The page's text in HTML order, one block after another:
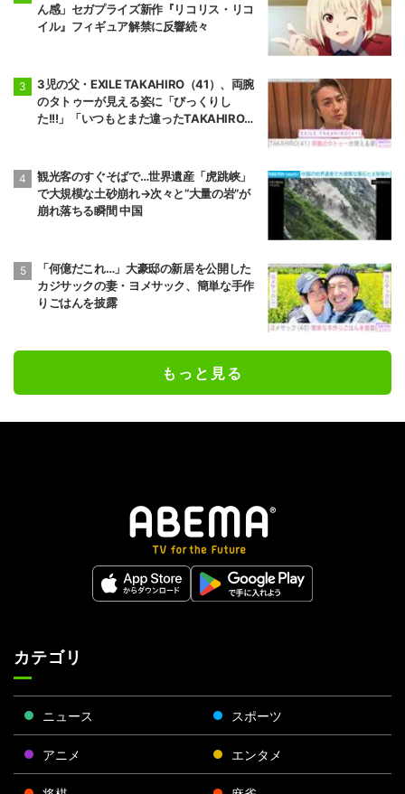
ん感」セガプライズ新作『リコリス・リコ
イル』フィギュア解禁に反響続々
3児の父・EXILE TAKAHIRO（41）、両腕
のタトゥーが見える姿に「びっくりし
た!!!」「いつもとまた違ったTAKAHIROさ
観光客のすぐそばで…世界遺産「虎跳峡」
で大規模な土砂崩れ→次々と“大量の岩”が
崩れ落ちる瞬間 中国
「何億だこれ…」大豪邸の新居を公開した
カジサックの妻・ヨメサック、簡単な手作
りごはんを披露
もっと見る
カテゴリ
ニュース スポーツ
アニメ エンタメ